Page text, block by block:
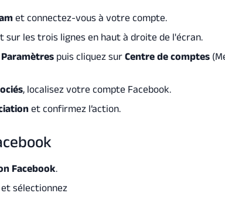
et connectez-vous à votre compte.
sur les trois lignes en haut à droite de l'écran.
Paramètres puis cliquez surCentre de comptes
, localisez votre compte Facebook.
et confirmez l’action.
Facebook.
sélectionnez